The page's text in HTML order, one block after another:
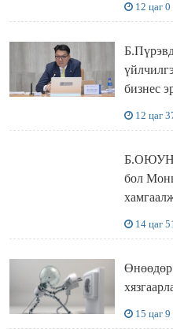
12 цаг
бизнес
12 цаг
бол
14 цаг
Өнөөдөр
15 цаг